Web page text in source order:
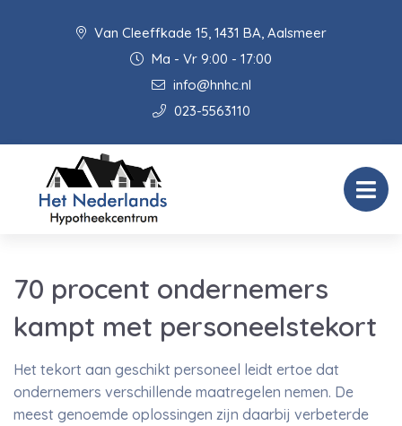
Van Cleeffkade 15, 1431 BA, Aalsmeer
Ma - Vr 9:00 - 17:00
info@hnhc.nl
023-5563110
70 procent ondernemers
kampt met personeelstekort
Het tekort aan geschikt personeel leidt ertoe dat
ondernemers verschillende maatregelen nemen. De
meest genoemde oplossingen zijn daarbij verbeterde